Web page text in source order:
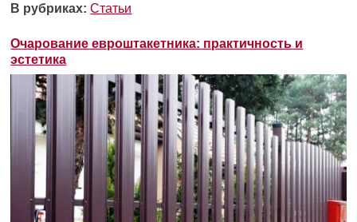
В рубриках: Статьи
Очарование евроштакетника: практичность и
эстетика